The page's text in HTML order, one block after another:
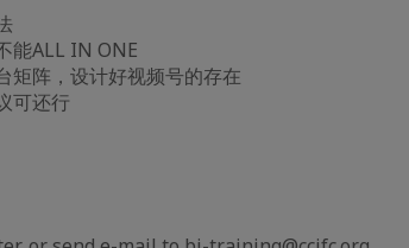
能ALL IN ONE
矩阵，设计好视频号的存在
可还行